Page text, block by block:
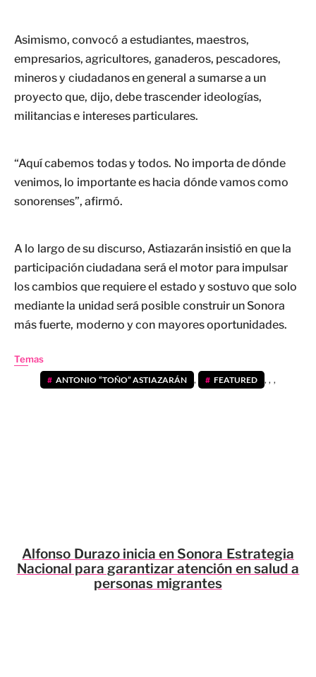
Asimismo, convocó a estudiantes, maestros,
empresarios, agricultores, ganaderos, pescadores,
mineros y ciudadanos en general a sumarse a un
proyecto que, dijo, debe trascender ideologías,
militancias e intereses particulares.
“Aquí cabemos todas y todos. No importa de dónde
venimos, lo importante es hacia dónde vamos como
sonorenses”, afirmó.
A lo largo de su discurso, Astiazarán insistió en que la
participación ciudadana será el motor para impulsar
los cambios que requiere el estado y sostuvo que solo
mediante la unidad será posible construir un Sonora
más fuerte, moderno y con mayores oportunidades.
Temas
ANTONIO “TOÑO” ASTIAZARÁN , FEATURED ,, ,
Alfonso Durazo inicia en Sonora Estrategia
Nacional para garantizar atención en salud a
personas migrantes